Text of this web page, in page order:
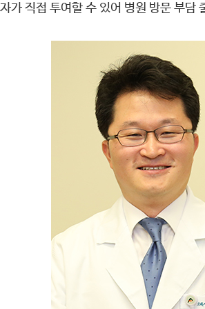
가 직접 투여할 수 있어 병원 방문 부담